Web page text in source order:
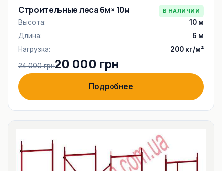
Строительные леса 6м × 10м В НАЛИЧИИ
Высота:
10 м
Длина:
6 м
Нагрузка:
200 кг/м²
24 000 грн20 000 грн
Подробнее